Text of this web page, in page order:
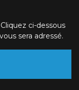
ci-dessous
sera adressé.